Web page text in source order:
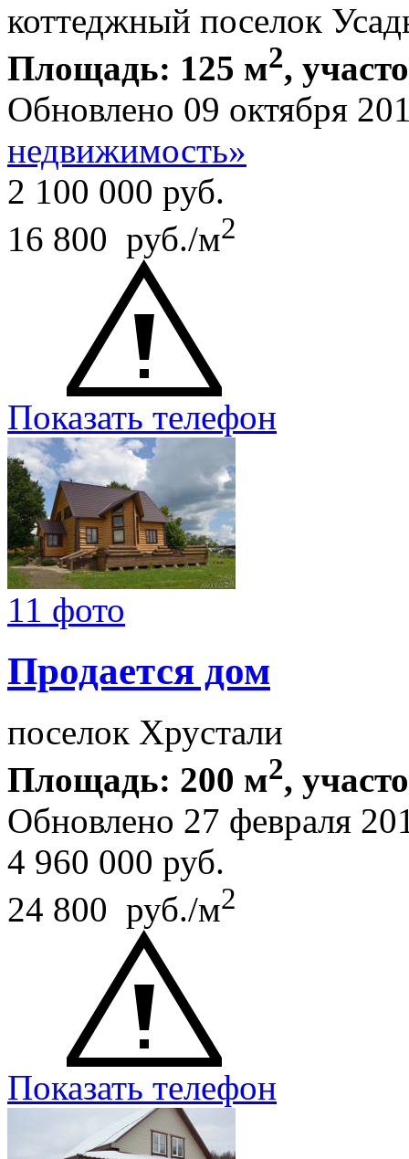
коттеджный поселок
Площадь: 125 м2,
Обновлено 09 октября
недвижимость»
2 100 000 руб.
16 800 руб./м2
Показать телефон
11 фото
Продается дом
поселок Хрустали
Площадь: 200 м2,
Обновлено 27 февраля
4 960 000 руб.
24 800 руб./м2
Показать телефон